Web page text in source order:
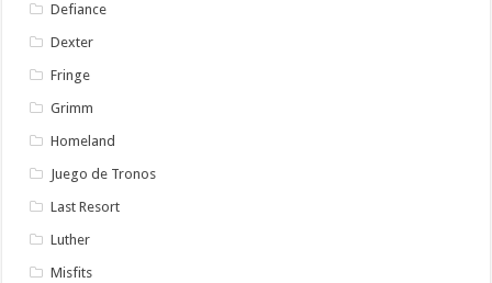
Defiance
Dexter
Fringe
Grimm
Homeland
Juego de Tronos
Last Resort
Luther
Misfits